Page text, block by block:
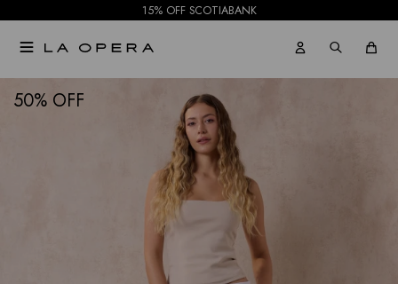
15% OFF SCOTIABANK

50 NOTIFICARME